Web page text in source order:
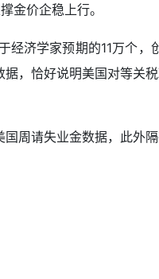
金价企稳上行。
济学家预期的11万个
，恰好说明美国对等
周请失业金数据，此